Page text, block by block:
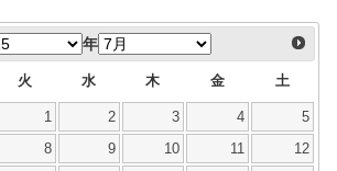
年
火 水 木 金 土
1 2 3 4 5
8 9 10 11 12